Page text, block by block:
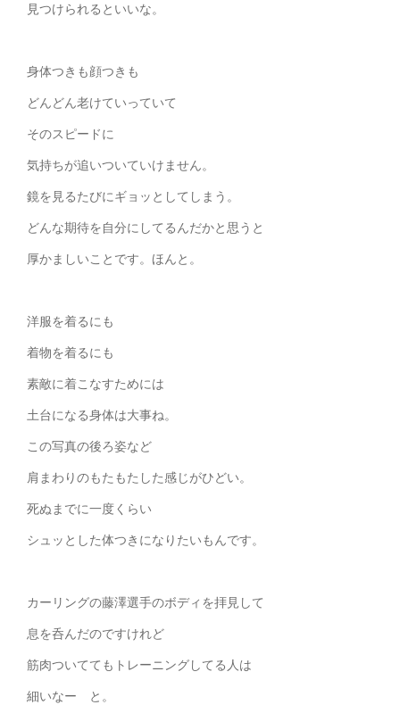
見つけられるといいな。
身体つきも顔つきも
どんどん老けていっていて
そのスピードに
気持ちが追いついていけません。
鏡を見るたびにギョッとしてしまう。
どんな期待を自分にしてるんだかと思うと
厚かましいことです。ほんと。
洋服を着るにも
着物を着るにも
素敵に着こなすためには
土台になる身体は大事ね。
この写真の後ろ姿など
肩まわりのもたもたした感じがひどい。
死ぬまでに一度くらい
シュッとした体つきになりたいもんです。
カーリングの藤澤選手のボディを拝見して
息を呑んだのですけれど
筋肉ついててもトレーニングしてる人は
細いなー と。